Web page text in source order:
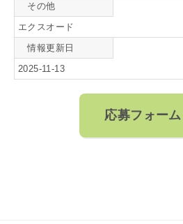
その他
エクスオード
情報更新日
2025-11-13
応募フォー